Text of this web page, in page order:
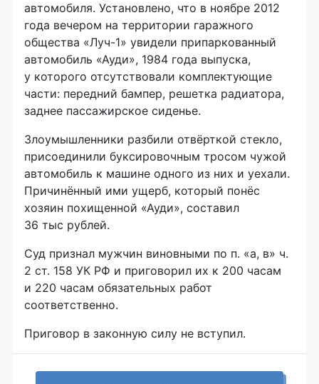
автомобиля. Установлено, что в ноябре 2012
года вечером на территории гаражного
общества «Луч-1» увидели припаркованный
автомобиль «Ауди», 1984 года выпуска,
у которого отсутствовали комплектующие
части: передний бампер, решетка радиатора,
заднее пассажирское сиденье.
Злоумышленники разбили отвёрткой стекло,
присоединили буксировочным тросом чужой
автомобиль к машине одного из них и уехали.
Причинённый ими ущерб, который понёс
хозяин похищенной «Ауди», составил
36 тыс рублей.
Суд признал мужчин виновными по п. «а, в» ч.
2 ст. 158 УК РФ и приговорил их к 200 часам
и 220 часам обязательных работ
соответственно.
Приговор в законную силу не вступил.